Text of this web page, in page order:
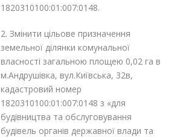
1820310100:01:007:0148.
2. Змінити цільове призначення
земельної ділянки комунальної
власності загальною площею 0,02 га в
м.Андрушівка, вул.Київська, 32в,
кадастровий номер
1820310100:01:007:0148 з «для
будівництва та обслуговування
будівель органів державної влади та